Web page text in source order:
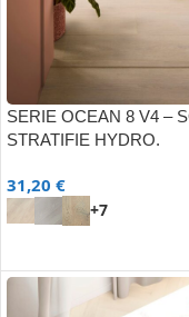
SERIE OCEAN 8 V4 –
STRATIFIE HYDRO.
31,20 €
+7